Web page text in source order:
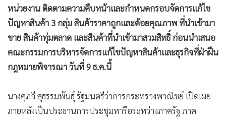
หน่วยงาน ติดตามความคืบหน้าและกำหนดกรอบจัดการแก้ไข
ปัญหาสินค้า 3 กลุ่ม สินค้าราคาถูกและด้อยคุณภาพ ที่นำเข้ามา
ขาย สินค้าทุ่มตลาด และสินค้าที่นำเข้ามาสวมสิทธิ์ ก่อนนำเสนอ
คณะกรรมการบริหารจัดการแก้ไขปัญหาสินค้าและธุรกิจที่ฝ่าฝืน
กฎหมายพิจารณา วันที่ 9 ธ.ค.นี้
นางศุภจี สุธรรมพันธุ์ รัฐมนตรีว่าการกระทรวงพาณิชย์ เปิดเผย
ภายหลังเป็นประธานการประชุมหารือระหว่างภาครัฐ ภาค